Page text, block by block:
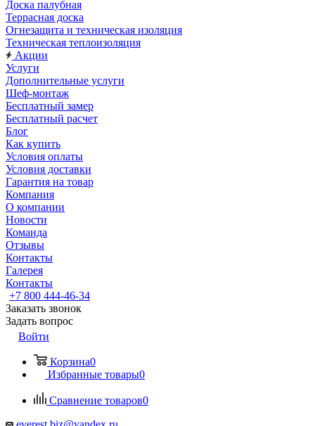
Доска палубная
Террасная доска
Огнезащита и техническая изоляция
Техническая теплоизоляция
Акции
Услуги
Дополнительные услуги
Шеф-монтаж
Бесплатный замер
Бесплатный расчет
Блог
Как купить
Условия оплаты
Условия доставки
Гарантия на товар
Компания
О компании
Новости
Команда
Отзывы
Контакты
Галерея
Контакты
+7 800 444-46-34
Заказать звонок
Задать вопрос
Войти
Корзина0
Избранные товары0
Сравнение товаров0